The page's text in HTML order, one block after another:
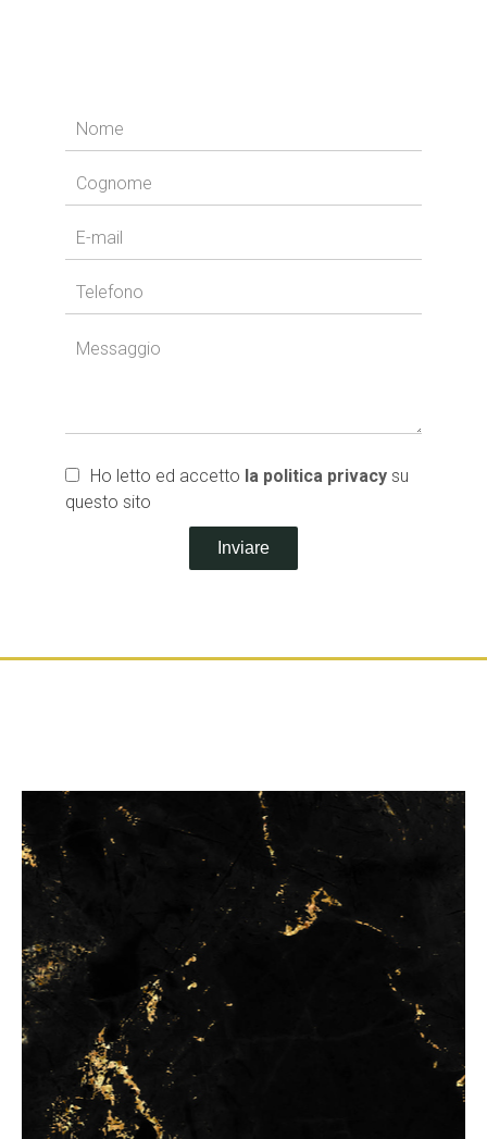
Ho letto ed accetto la politica privacy su
questo sito
Inviare